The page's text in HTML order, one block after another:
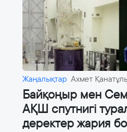
Жаңалықтар Ахмет
Байқоңыр мен
АҚШ спутнигі
деректер жария